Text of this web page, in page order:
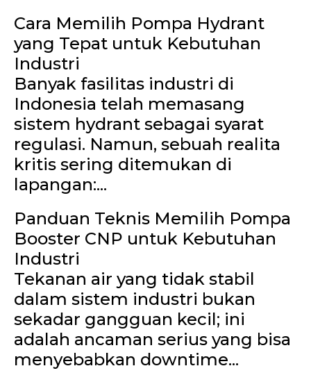
Cara Memilih Pompa Hydrant
yang Tepat untuk Kebutuhan
Industri
Banyak fasilitas industri di
Indonesia telah memasang
sistem hydrant sebagai syarat
regulasi. Namun, sebuah realita
kritis sering ditemukan di
lapangan:...
Panduan Teknis Memilih Pompa
Booster CNP untuk Kebutuhan
Industri
Tekanan air yang tidak stabil
dalam sistem industri bukan
sekadar gangguan kecil; ini
adalah ancaman serius yang bisa
menyebabkan downtime...